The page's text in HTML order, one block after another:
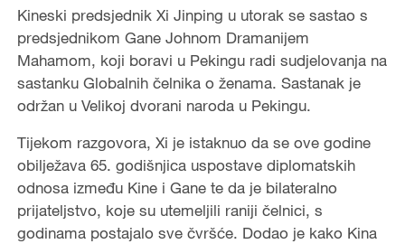
Kineski predsjednik Xi Jinping u utorak se sastao s
predsjednikom Gane Johnom Dramanijem
Mahamom, koji boravi u Pekingu radi sudjelovanja na
sastanku Globalnih čelnika o ženama. Sastanak je
održan u Velikoj dvorani naroda u Pekingu.
Tijekom razgovora, Xi je istaknuo da se ove godine
obilježava 65. godišnjica uspostave diplomatskih
odnosa između Kine i Gane te da je bilateralno
prijateljstvo, koje su utemeljili raniji čelnici, s
godinama postajalo sve čvršće. Dodao je kako Kina